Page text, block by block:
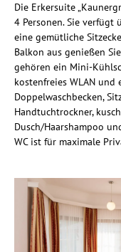
Direktbucher &
Online Buchen
Ihre Anfrage
Die Urlaubsregion
Sommer
Familienurlaub
Skifahren
Winter
info@hotel-forer.at
Die Erkersuite
4 Personen. Sie verfügt
eine gemütliche
Balkon aus genießen
gehören ein Mini-
kostenfreies WLAN und
Doppelwaschbecken,
Handtuchtrockner,
Dusch/Haarshampoo
WC ist für maximale